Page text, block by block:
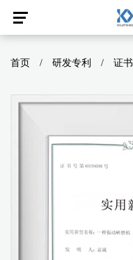
首页 / 研发专利 / 证书